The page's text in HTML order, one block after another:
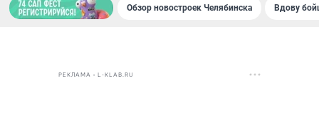
Обзор новостроек Челябинска Вдову
РЕКЛАМА • L-KLAB.RU